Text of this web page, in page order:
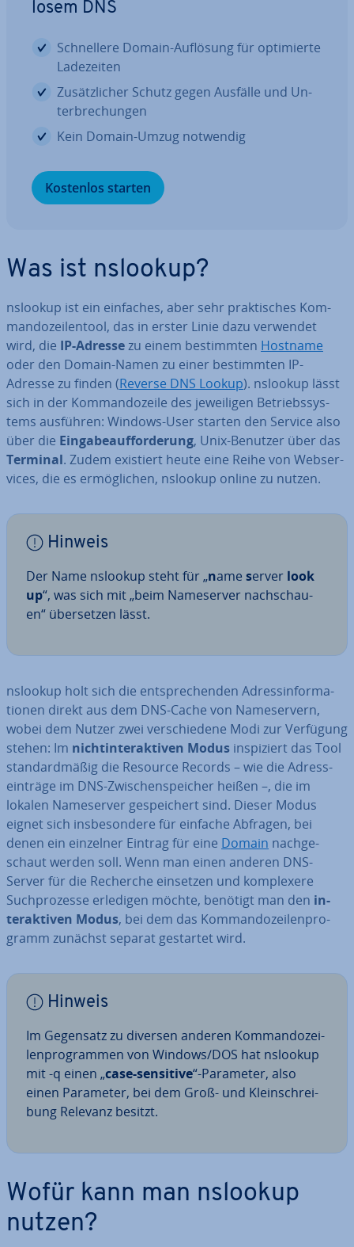
lo­sem DNS
Schnel­le­re Domain-Auflösung für op­ti­mier­te
La­de­zei­ten
Zu­sätz­li­cher Schutz gegen Ausfälle und Un­
ter­bre­chun­gen
Kein Domain-Umzug notwendig
Kostenlos starten
Was ist nslookup?
nslookup ist ein einfaches, aber sehr prak­ti­sches Kom­
man­do­zei­len­tool, das in erster Linie dazu verwendet
wird, die IP-Adressezu einem be­stimm­ten Hostname
oder den Domain-Namen zu einer be­stimm­ten IP-
Adresse zu finden (Reverse DNS Lookup). nslookup lässt
sich in der Kom­man­do­zei­le des je­wei­li­gen Be­triebs­sys­
tems ausführen: Windows-User starten den Service also
über die Ein­ga­be­auf­for­de­rung, Unix-Benutzer über das
Terminal. Zudem existiert heute eine Reihe von Web­ser­
vices, die es er­mög­li­chen, nslookup online zu nutzen.
Hinweis
Der Name nslookup steht für „name server look
up“, was sich mit „beim Name­ser­ver nach­schau­
en“ über­set­zen lässt.
nslookup holt sich die ent­spre­chen­den Adress­in­for­ma­
tio­nen direkt aus dem DNS-Cache von Name­ser­vern,
wobei dem Nutzer zwei ver­schie­de­ne Modi zur Verfügung
stehen: Im nicht­in­ter­ak­ti­ven Modus in­spi­ziert das Tool
stan­dard­mä­ßig die Resource Records – wie die Adress­
ein­trä­ge im DNS-Zwi­schen­spei­cher heißen –, die im
lokalen Name­ser­ver ge­spei­chert sind. Dieser Modus
eignet sich ins­be­son­de­re für einfache Abfragen, bei
denen ein einzelner Eintrag für eine Domain nach­ge­
schaut werden soll. Wenn man einen anderen DNS-
Server für die Recherche einsetzen und kom­ple­xe­re
Such­pro­zes­se erledigen möchte, benötigt man den in­
ter­ak­ti­ven Modus, bei dem das Kom­man­do­zei­len­pro­
gramm zunächst separat gestartet wird.
Hinweis
Im Gegensatz zu diversen anderen Kom­man­do­zei­
len­pro­gram­men von Windows/DOS hat nslookup
mit -q einen „case-sensitive“-Parameter, also
einen Parameter, bei dem Groß- und Klein­schrei­
bung Relevanz besitzt.
Wofür kann man nslookup
nutzen?